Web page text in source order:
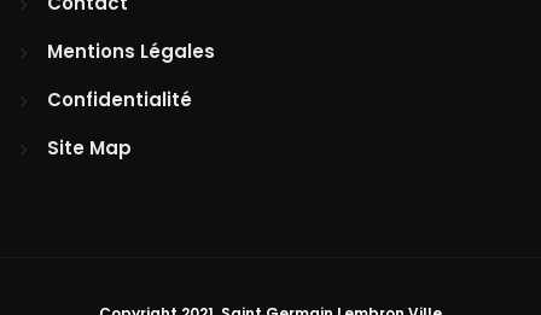
Mentions Légales
Confidentialité
Site Map